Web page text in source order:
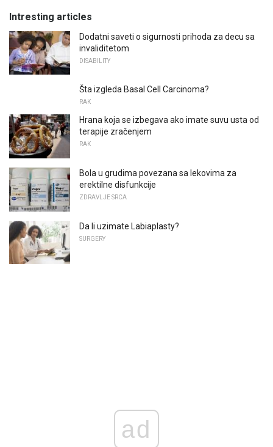
Intresting articles
Dodatni saveti o sigurnosti prihoda za decu sa
invaliditetom
DISABILITY
Šta izgleda Basal Cell Carcinoma?
RAK
Hrana koja se izbegava ako imate suvu usta od
terapije zračenjem
RAK
Bola u grudima povezana sa lekovima za
erektilne disfunkcije
ZDRAVLJE SRCA
Da li uzimate Labiaplasty?
SURGERY
ad